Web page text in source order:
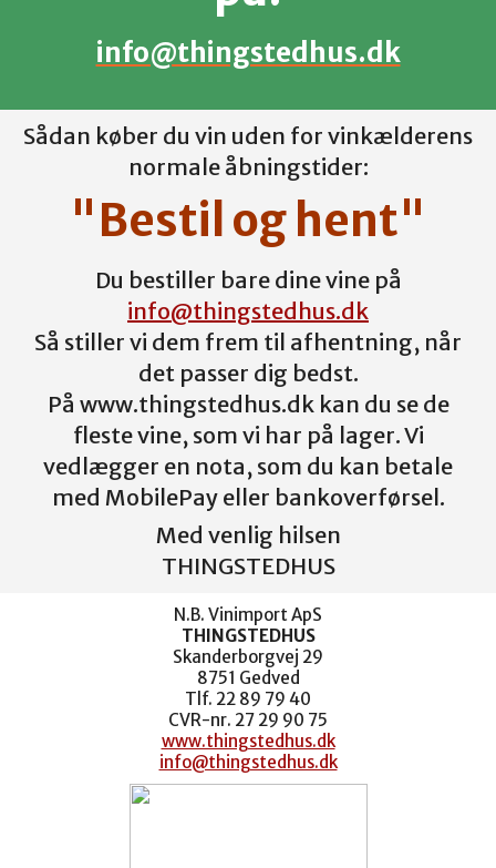
info@thingstedhus.dk
Sådan køber du vin uden for vinkælderens
normale åbningstider:
"Bestil og hent"
Du bestiller bare dine vine på
info@thingstedhus.dk
Så stiller vi dem frem til afhentning, når
det passer dig bedst.
På www.thingstedhus.dk kan du se de
fleste vine, som vi har på lager. Vi
vedlægger en nota, som du kan betale
med MobilePay eller bankoverførsel.
Med venlig hilsen
THINGSTEDHUS
N.B. Vinimport ApS
THINGSTEDHUS
Skanderborgvej 29
8751 Gedved
Tlf. 22 89 79 40
CVR-nr. 27 29 90 75
www.thingstedhus.dk
info@thingstedhus.dk